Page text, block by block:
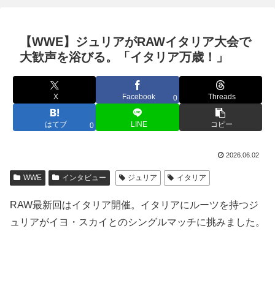
【WWE】ジュリアがRAWイタリア大会で
大歓声を浴びる。「イタリア万歳！」
X Facebook 0 Threads
はてブ 0 LINE コピー
2026.06.02
WWE インタビュー ジュリア イタリア
RAW最新回はイタリア開催。イタリアにルーツを持つジ
ュリアがイヨ・スカイとのシングルマッチに挑みました。